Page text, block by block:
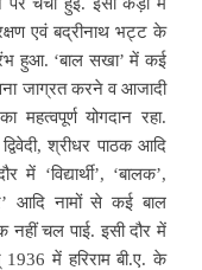
एवं बद्रीनाथ भट्ट के
हुआ. ‘बाल सखा’ में कई
जाग्रत करने व आजादी
योगदान रहा.
श्रीधर पाठक आदि
‘विद्यार्थी’, ‘बालक’,
आदि नामों से कई बाल
चल पाई. इसी दौर में
में हरिराम बी.ए. के